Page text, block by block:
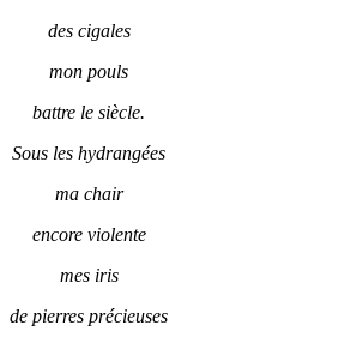
des cigales
mon pouls
battre le siècle.
Sous les hydrangées
ma chair
encore violente
mes iris
de pierres précieuses